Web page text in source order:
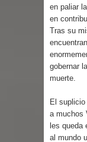
en paliar
en
Tras su
gobernar
muerte.
El
a muchos
les queda
al mundo